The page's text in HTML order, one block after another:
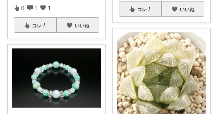
0 1 1
コレ いいね
コレ いいね